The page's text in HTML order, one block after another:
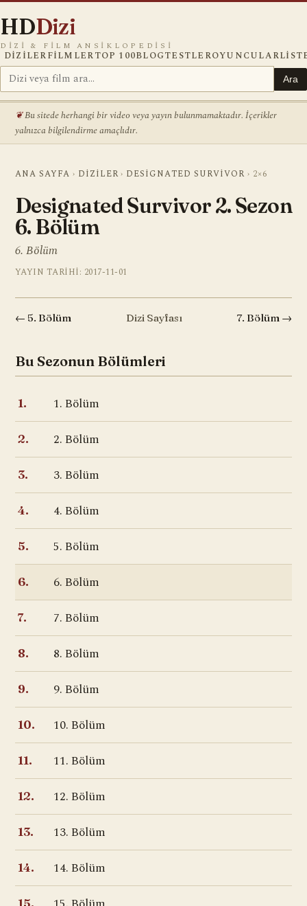
HDDizi
DIZI & FILM ANSIKLOPEDISI
DIZILERFILMLERTOP 100BLOGTESTLEROYUNCULAR
Ara
Bu sitede herhangi bir video veya yayın bulunmamaktadır. İçerikler
yalnızca bilgilendirme amaçlıdır.
ANA SAYFA › DIZILER › DESIGNATED SURVIVOR › 2×6
Designated Survivor 2. Sezon
6. Bölüm
6. Bölüm
YAYIN TARIHI: 2017-11-01
← 5. Bölüm Dizi Sayfası 7. Bölüm →
Bu Sezonun Bölümleri
1. 1. Bölüm
2. 2. Bölüm
3. 3. Bölüm
4. 4. Bölüm
5. 5. Bölüm
6. 6. Bölüm
7. 7. Bölüm
8. 8. Bölüm
9. 9. Bölüm
10. 10. Bölüm
11. 11. Bölüm
12. 12. Bölüm
13. 13. Bölüm
14. 14. Bölüm
15.